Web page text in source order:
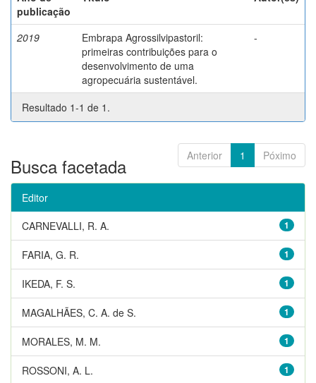
publicação
2019
Embrapa Agrossilvipastoril:
primeiras contribuições para o
desenvolvimento de uma
agropecuária sustentável.
-
Resultado 1-1 de 1.
Anterior 1 Póximo
Busca facetada
Editor
1
CARNEVALLI, R. A.
1
FARIA, G. R.
1
IKEDA, F. S.
1
MAGALHÃES, C. A. de S.
1
MORALES, M. M.
1
ROSSONI, A. L.